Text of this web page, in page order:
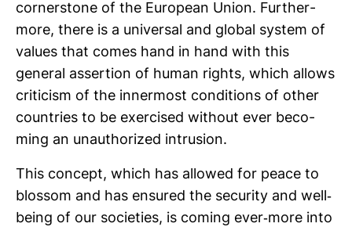
corn­er­s­tone of the European Union. Fur­ther­
more, there is a uni­versal and global system of
values that comes hand in hand with this
general asser­tion of human rights, which allows
cri­ti­cism of the inner­most con­di­tions of other
coun­tries to be exer­cised wit­hout ever beco­
ming an unau­tho­rized intru­sion.
This con­cept, which has allowed for peace to
blossom and has ensured the secu­rity and well-​
being of our socie­ties, is coming ever-​more into